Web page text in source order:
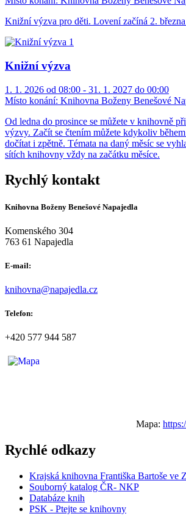
Knižní výzva pro děti. Lovení začíná 2.
Knižní výzva
1. 1. 2026 od 08:00 - 31. 1. 2027 do 00:00
Místo konání: Knihovna Boženy Benešové
Od ledna do prosince se můžete v knihovně
výzvy. Začít se čtením můžete kdykoliv
dočítat i zpětně. Témata na daný měsíc se
sítích knihovny vždy na začátku měsíce.
Rychlý kontakt
Knihovna Boženy Benešové Napajedla
Komenského 304
763 61 Napajedla
E-mail:
knihovna@napajedla.cz
Telefon:
+420 577 944 587
Mapa:
Rychlé odkazy
Krajská knihovna Františka Bartoše ve
Souborný katalog ČR- NKP
Databáze knih
PSK - Ptejte se knihovny